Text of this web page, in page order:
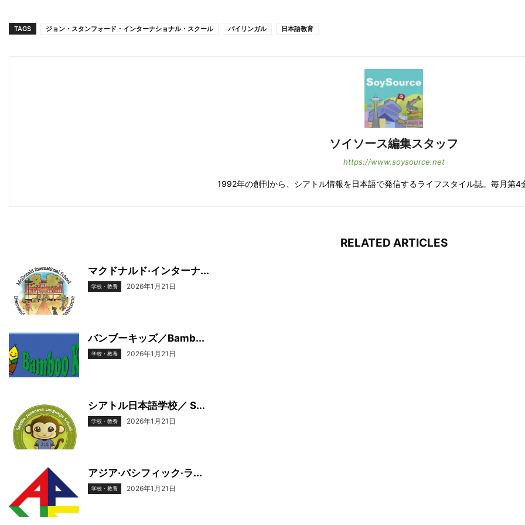
TAGS ジョン・スタンフォード・インターナショナル・スクール バイリンガル 日本語教育
ソイソース編集スタッフ
https://www.soysource.net
1992年の創刊から、シアトル情報を日本語で発信するライフスタイル誌。毎月第4
RELATED ARTICLES
マクドナルド·インターナ...
学校・教養 2026年1月21日
バンブーキッズ／Bamb...
学校・教養 2026年1月21日
シアトル日本語学校／ S...
学校・教養 2026年1月21日
アジア·パシフィック·ラ...
学校・教養 2026年1月21日